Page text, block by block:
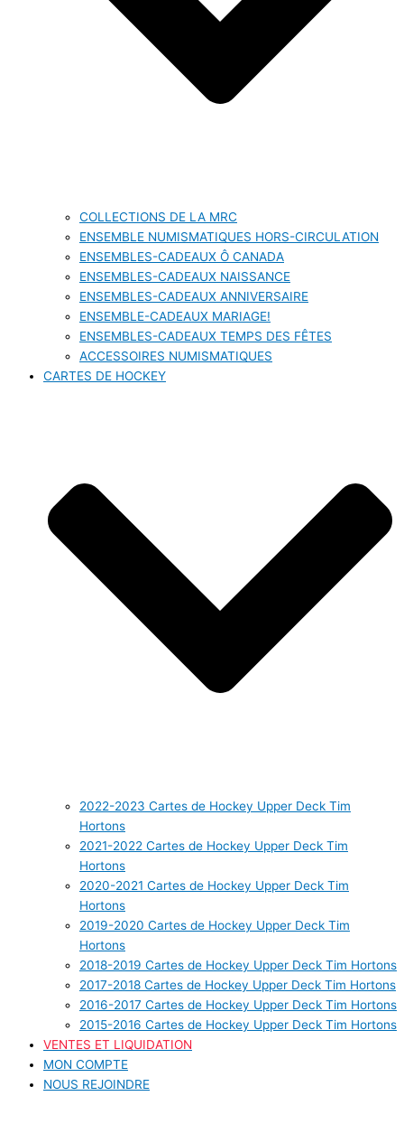
COLLECTIONS DE LA MRC
ENSEMBLE NUMISMATIQUES HORS-CIRCULATION
ENSEMBLES-CADEAUX Ô CANADA
ENSEMBLES-CADEAUX NAISSANCE
ENSEMBLES-CADEAUX ANNIVERSAIRE
ENSEMBLE-CADEAUX MARIAGE!
ENSEMBLES-CADEAUX TEMPS DES FÊTES
ACCESSOIRES NUMISMATIQUES
CARTES DE HOCKEY
2022-2023 Cartes de Hockey Upper Deck Tim
Hortons
2021-2022 Cartes de Hockey Upper Deck Tim
Hortons
2020-2021 Cartes de Hockey Upper Deck Tim
Hortons
2019-2020 Cartes de Hockey Upper Deck Tim
Hortons
2018-2019 Cartes de Hockey Upper Deck Tim Hortons
2017-2018 Cartes de Hockey Upper Deck Tim Hortons
2016-2017 Cartes de Hockey Upper Deck Tim Hortons
2015-2016 Cartes de Hockey Upper Deck Tim Hortons
VENTES ET LIQUIDATION
MON COMPTE
NOUS REJOINDRE